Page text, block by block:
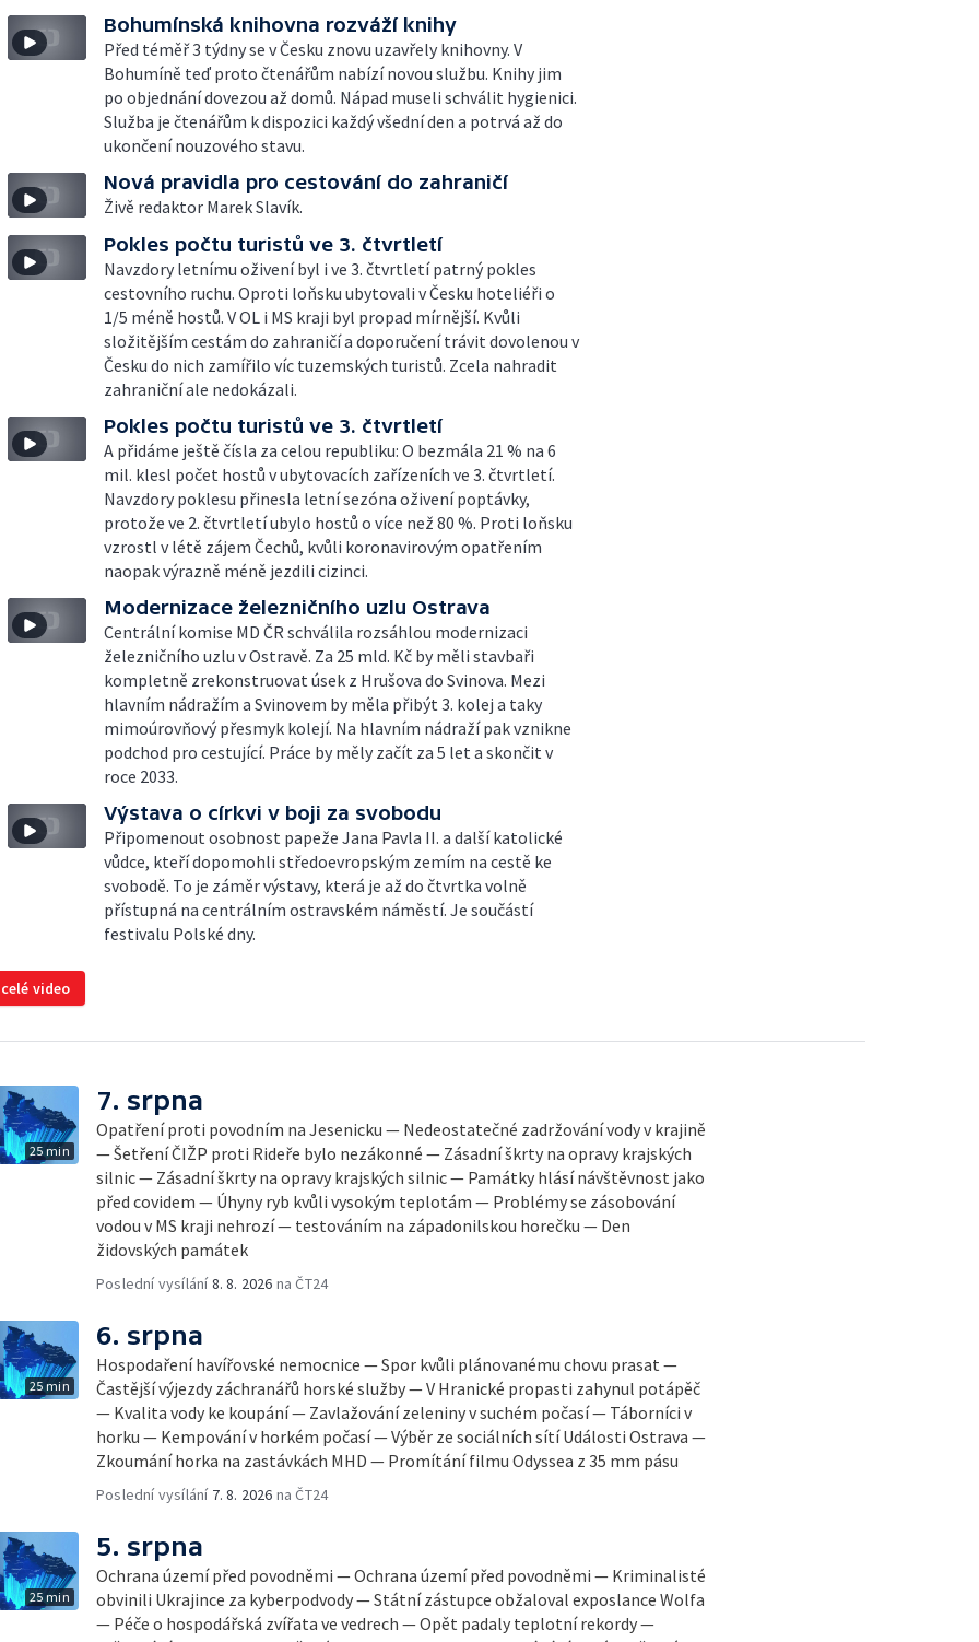
Bohumínská knihovna rozváží knihy
Před téměř 3 týdny se v Česku znovu uzavřely knihovny. V
Bohumíně teď proto čtenářům nabízí novou službu. Knihy jim
po objednání dovezou až domů. Nápad museli schválit hygienici.
Služba je čtenářům k dispozici každý všední den a potrvá až do
ukončení nouzového stavu.
Nová pravidla pro cestování do zahraničí
Živě redaktor Marek Slavík.
Pokles počtu turistů ve 3. čtvrtletí
Navzdory letnímu oživení byl i ve 3. čtvrtletí patrný pokles
cestovního ruchu. Oproti loňsku ubytovali v Česku hoteliéři o
1/5 méně hostů. V OL i MS kraji byl propad mírnější. Kvůli
složitějším cestám do zahraničí a doporučení trávit dovolenou v
Česku do nich zamířilo víc tuzemských turistů. Zcela nahradit
zahraniční ale nedokázali.
Pokles počtu turistů ve 3. čtvrtletí
A přidáme ještě čísla za celou republiku: O bezmála 21 % na 6
mil. klesl počet hostů v ubytovacích zařízeních ve 3. čtvrtletí.
Navzdory poklesu přinesla letní sezóna oživení poptávky,
protože ve 2. čtvrtletí ubylo hostů o více než 80 %. Proti loňsku
vzrostl v létě zájem Čechů, kvůli koronavirovým opatřením
naopak výrazně méně jezdili cizinci.
Modernizace železničního uzlu Ostrava
Centrální komise MD ČR schválila rozsáhlou modernizaci
železničního uzlu v Ostravě. Za 25 mld. Kč by měli stavbaři
kompletně zrekonstruovat úsek z Hrušova do Svinova. Mezi
hlavním nádražím a Svinovem by měla přibýt 3. kolej a taky
mimoúrovňový přesmyk kolejí. Na hlavním nádraží pak vznikne
podchod pro cestující. Práce by měly začít za 5 let a skončit v
roce 2033.
Výstava o církvi v boji za svobodu
Připomenout osobnost papeže Jana Pavla II. a další katolické
vůdce, kteří dopomohli středoevropským zemím na cestě ke
svobodě. To je záměr výstavy, která je až do čtvrtka volně
přístupná na centrálním ostravském náměstí. Je součástí
festivalu Polské dny.
video
25 min
7. srpna
Opatření proti povodním na Jesenicku — Nedeostatečné zadržování vody v krajině
— Šetření ČIŽP proti Rideře bylo nezákonné — Zásadní škrty na opravy krajských
silnic — Zásadní škrty na opravy krajských silnic — Památky hlásí návštěvnost jako
před covidem — Úhyny ryb kvůli vysokým teplotám — Problémy se zásobování
vodou v MS kraji nehrozí — testováním na západonilskou horečku — Den
židovských památek
Poslední vysílání8. 8. 2026 na ČT24
25 min
6. srpna
Hospodaření havířovské nemocnice — Spor kvůli plánovanému chovu prasat —
Častější výjezdy záchranářů horské služby — V Hranické propasti zahynul potápěč
— Kvalita vody ke koupání — Zavlažování zeleniny v suchém počasí — Táborníci v
horku — Kempování v horkém počasí — Výběr ze sociálních sítí Události Ostrava —
Zkoumání horka na zastávkách MHD — Promítání filmu Odyssea z 35 mm pásu
Poslední vysílání 7. 8. 2026 na ČT24
25 min
5. srpna
Ochrana území před povodněmi — Ochrana území před povodněmi — Kriminalisté
obvinili Ukrajince za kyberpodvody — Státní zástupce obžaloval exposlance Wolfa
— Péče o hospodářská zvířata ve vedrech — Opět padaly teplotní rekordy —